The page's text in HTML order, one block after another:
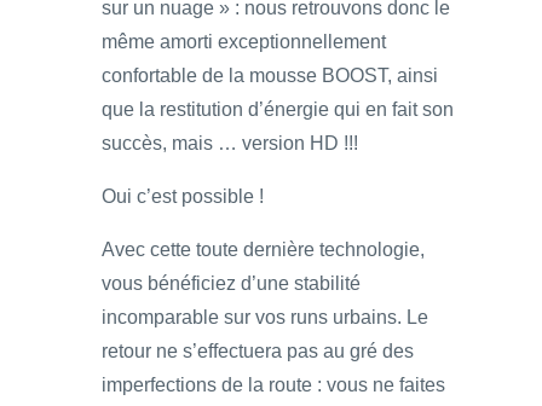
sur un nuage » : nous retrouvons donc le
même amorti exceptionnellement
confortable de la mousse BOOST, ainsi
que la restitution d’énergie qui en fait son
succès, mais … version HD !!!
Oui c’est possible !
Avec cette toute dernière technologie,
vous bénéficiez d’une stabilité
incomparable sur vos runs urbains. Le
retour ne s’effectuera pas au gré des
imperfections de la route : vous ne faites